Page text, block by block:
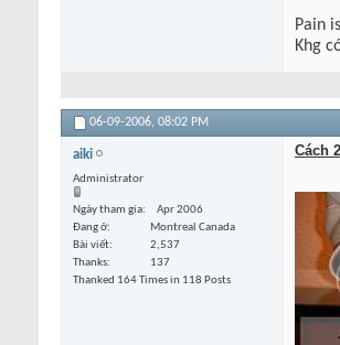
Pain
Khg
06-09-2006, 08:02 PM
aiki
Administrator
Ngày tham gia
Apr 2006
Đang ở
Montreal Canada
Bài viết
2,537
Thanks
137
Thanked 164 Times in 118 Posts
Cách